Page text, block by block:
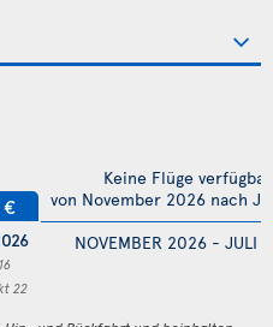
€
22
NOVEMBER 2026 - JULI
Keine Flüge verfügbar
von November 2026 nach